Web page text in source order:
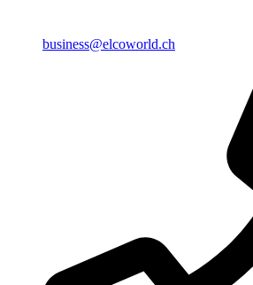
business@elcoworld.ch